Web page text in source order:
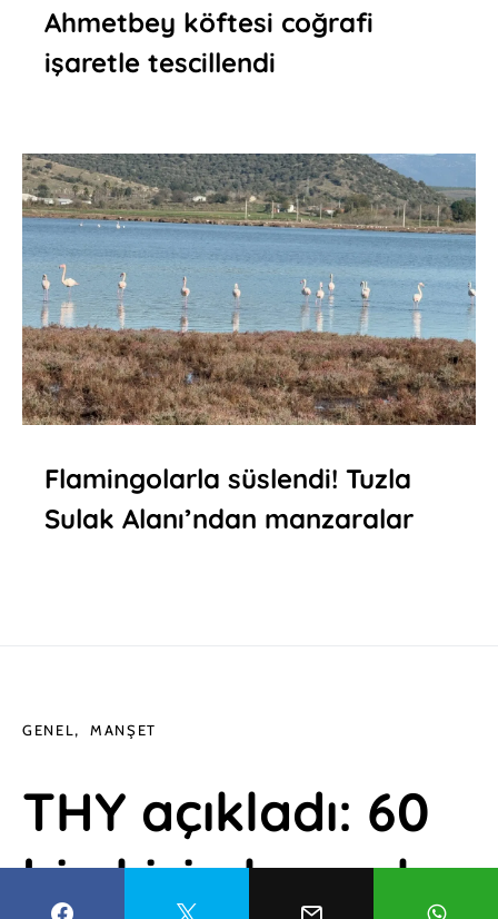
Ahmetbey köftesi coğrafi
işaretle tescillendi
Flamingolarla süslendi! Tuzla
Sulak Alanı’ndan manzaralar
GENEL MANŞET
THY açıkladı: 60
bin kişi alınacak